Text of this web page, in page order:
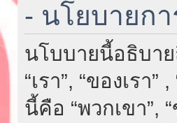
- นโยบายก
นโบบายนี้อธิบาย
“เรา”, “ของเรา
นี้คือ “พวกเขา”,